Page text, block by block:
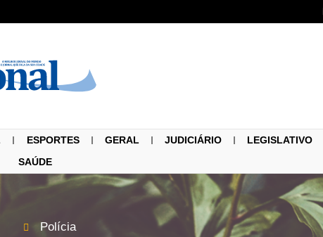
ESPORTES GERAL JUDICIÁRIO LEGISLATIVO
SAÚDE
Polícia